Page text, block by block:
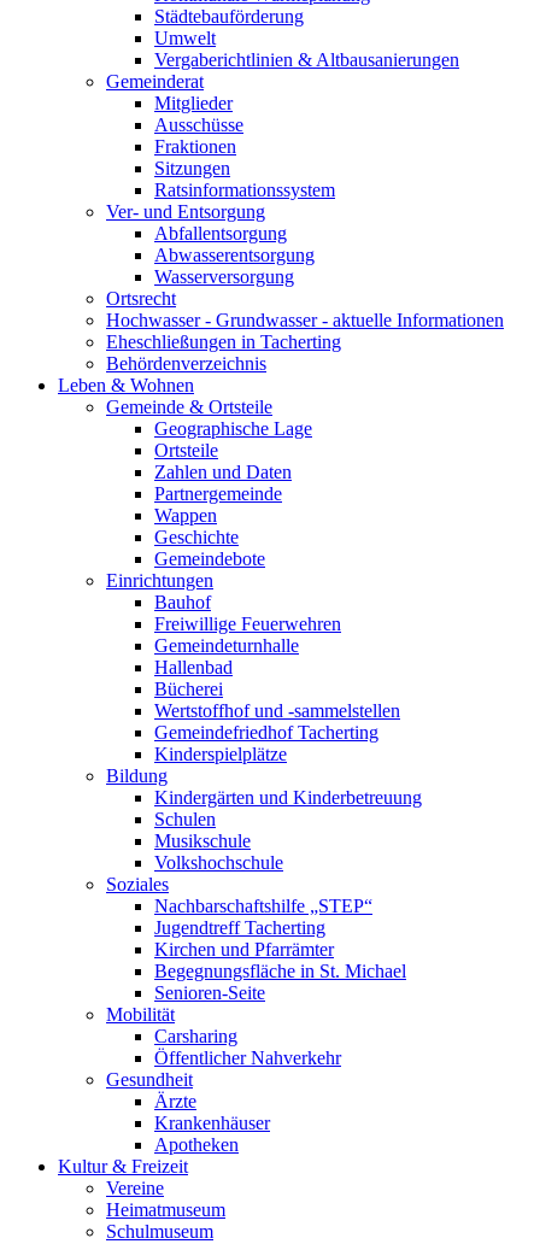
Städtebauförderung
Umwelt
Vergaberichtlinien & Altbausanierungen
Gemeinderat
Mitglieder
Ausschüsse
Fraktionen
Sitzungen
Ratsinformationssystem
Ver- und Entsorgung
Abfallentsorgung
Abwasserentsorgung
Wasserversorgung
Ortsrecht
Hochwasser - Grundwasser - aktuelle Informationen
Eheschließungen in Tacherting
Behördenverzeichnis
Leben & Wohnen
Gemeinde & Ortsteile
Geographische Lage
Ortsteile
Zahlen und Daten
Partnergemeinde
Wappen
Geschichte
Gemeindebote
Einrichtungen
Bauhof
Freiwillige Feuerwehren
Gemeindeturnhalle
Hallenbad
Bücherei
Wertstoffhof und -sammelstellen
Gemeindefriedhof Tacherting
Kinderspielplätze
Bildung
Kindergärten und Kinderbetreuung
Schulen
Musikschule
Volkshochschule
Soziales
Nachbarschaftshilfe „STEP“
Jugendtreff Tacherting
Kirchen und Pfarrämter
Begegnungsfläche in St. Michael
Senioren-Seite
Mobilität
Carsharing
Öffentlicher Nahverkehr
Gesundheit
Ärzte
Krankenhäuser
Apotheken
Kultur & Freizeit
Vereine
Heimatmuseum
Schulmuseum